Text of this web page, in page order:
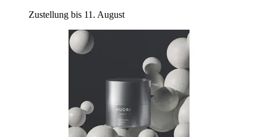
Zustellung bis 11. August